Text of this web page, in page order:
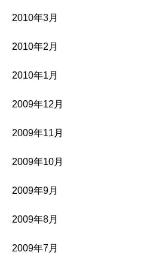
2010年3月
2010年2月
2010年1月
2009年12月
2009年11月
2009年10月
2009年9月
2009年8月
2009年7月